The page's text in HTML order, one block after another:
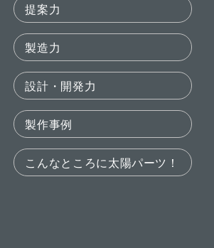
提案力
製造力
設計・開発力
製作事例
こんなところに太陽パーツ！